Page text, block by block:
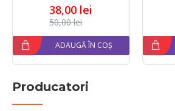
38,00 lei
50,00 lei
ADAUGĂ ÎN COȘ
Producatori